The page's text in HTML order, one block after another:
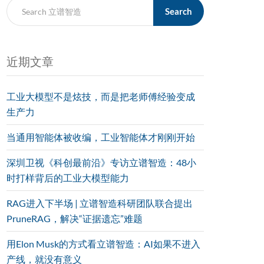
Search
近期文章
工业大模型不是炫技，而是把老师傅经验变成
生产力
当通用智能体被收编，工业智能体才刚刚开始
深圳卫视《科创最前沿》专访立谱智造：48小
时打样背后的工业大模型能力
RAG进入下半场 | 立谱智造科研团队联合提出
PruneRAG，解决“证据遗忘”难题
用Elon Musk的方式看立谱智造：AI如果不进入
产线，就没有意义